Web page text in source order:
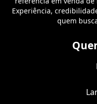
Experiência,
quem